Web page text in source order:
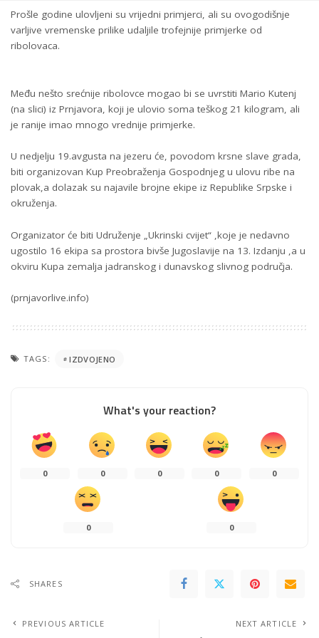
Prošle godine ulovljeni su vrijedni primjerci, ali su ovogodišnje
varljive vremenske prilike udaljile trofejnije primjerke od
ribolovaca.
Među nešto srećnije ribolovce mogao bi se uvrstiti Mario Kutenj
(na slici) iz Prnjavora, koji je ulovio soma teškog 21 kilogram, ali
je ranije imao mnogo vrednije primjerke.
U nedjelju 19.avgusta na jezeru će, povodom krsne slave grada,
biti organizovan Kup Preobraženja Gospodnjeg u ulovu ribe na
plovak,a dolazak su najavile brojne ekipe iz Republike Srpske i
okruženja.
Organizator će biti Udruženje „Ukrinski cvijet“ ,koje je nedavno
ugostilo 16 ekipa sa prostora bivše Jugoslavije na 13. Izdanju ,a u
okviru Kupa zemalja jadranskog i dunavskog slivnog područja.
(prnjavorlive.info)
TAGS: IZDVOJENO
What's your reaction?
0 0 0 0 0
0 0
SHARES
PREVIOUS ARTICLE NEXT ARTICLE